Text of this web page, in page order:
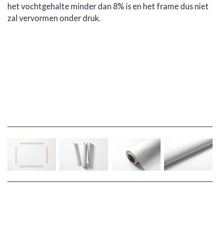
het vochtgehalte minder dan 8% is en het frame dus niet
zal vervormen onder druk.